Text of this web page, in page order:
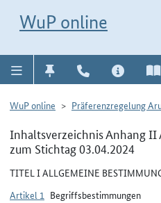
WuP online
WuP online Präferenzregelung
Inhaltsverzeichnis Anhang II
zum Stichtag 03.04.2024
TITEL I ALLGEMEINE
Artikel 1 Begriffsbestimmungen